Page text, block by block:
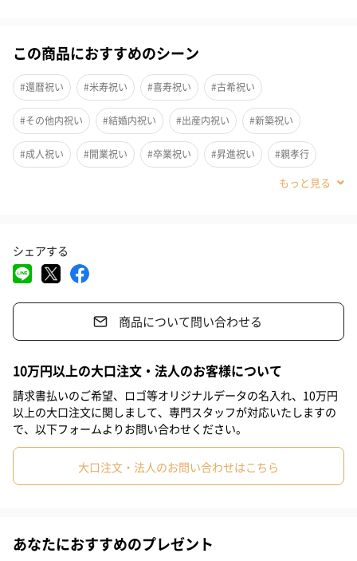
金属加工の有名産地、燕と高岡に拠点を置く職人のタッグで生ま
れた「折燕ORI-EN」のタンブラーです。ステンレスの表面に綺麗
な着色を施し、見た目も美術品の様に美しいのが魅力です。まさ
に使う所作も含めて美しい「絵になるタンブラー」の誕生です。
一つひとつ違う表情をお楽しみください。
タンブラーは2枚のステンレスを重ね合わせ空気の層を作っていま
す。そのため、熱い飲み物や冷たい飲み物を入れても手に温度が
む時にも重宝するタンブラーです。
い方にお使いいただけます。じっくりとお酒やティータイムを楽
しみたい方へのプレゼントに最適です。
選べるカラーは3種類
この商品におすすめのシーン
#還暦祝い #米寿祝い #喜寿祝い #古希祝い
#その他内祝い #結婚内祝い #出産内祝い #新築祝い
#成人祝い #開業祝い #卒業祝い #昇進祝い #親孝行
#退職祝い
#敬老の日
#母の日 #結婚祝い
#姪 #甥 #女子大学生 #部下女性
#母親 #彼氏 #女友達 #男友達 #男性 #女性 #夫
#妻 #父親 #彼女 #祖母 #祖父 #上司女性
#20代前半 #20代後半 #30代 #40代 #50代 #60代
シェアする
商品について問い合わせる
10万円以上の大口注文・法人のお客様について
請求書払いのご希望、ロゴ等オリジナルデータの名入れ、10万円
以上の大口注文に関しまして、専門スタッフが対応いたしますの
で、以下フォームよりお問い合わせください。
大口注文・法人のお問い合わせはこちら
あなたにおすすめのプレゼント